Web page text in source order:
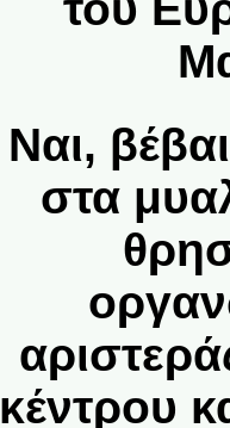
Ναι,
στα
κέντρου